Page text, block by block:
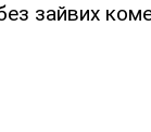
зайвих